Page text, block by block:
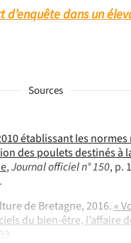
dans un
Sources
établissant les
des poulets destinés à
,Journal officiel n° 150, p.
de Bretagne, 2016. «
du bien-être, l’affaire